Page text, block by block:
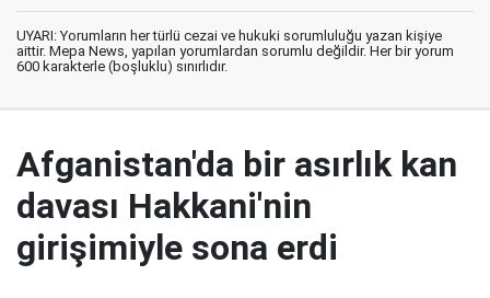
UYARI: Yorumların her türlü cezai ve hukuki sorumluluğu yazan kişiye
aittir. Mepa News, yapılan yorumlardan sorumlu değildir. Her bir yorum
600 karakterle (boşluklu) sınırlıdır.
Afganistan'da bir asırlık kan
davası Hakkani'nin
girişimiyle sona erdi